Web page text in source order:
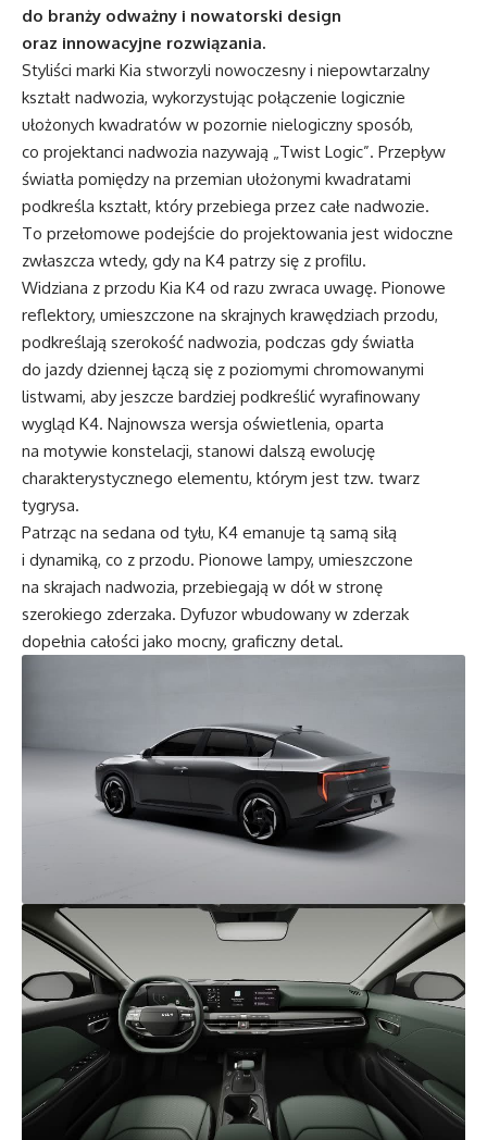
do branży odważny i nowatorski design
oraz innowacyjne rozwiązania.
Styliści marki Kia stworzyli nowoczesny i niepowtarzalny
kształt nadwozia, wykorzystując połączenie logicznie
ułożonych kwadratów w pozornie nielogiczny sposób,
co projektanci nadwozia nazywają „Twist Logic”. Przepływ
światła pomiędzy na przemian ułożonymi kwadratami
podkreśla kształt, który przebiega przez całe nadwozie.
To przełomowe podejście do projektowania jest widoczne
zwłaszcza wtedy, gdy na K4 patrzy się z profilu.
Widziana z przodu Kia K4 od razu zwraca uwagę. Pionowe
reflektory, umieszczone na skrajnych krawędziach przodu,
podkreślają szerokość nadwozia, podczas gdy światła
do jazdy dziennej łączą się z poziomymi chromowanymi
listwami, aby jeszcze bardziej podkreślić wyrafinowany
wygląd K4. Najnowsza wersja oświetlenia, oparta
na motywie konstelacji, stanowi dalszą ewolucję
charakterystycznego elementu, którym jest tzw. twarz
tygrysa.
Patrząc na sedana od tyłu, K4 emanuje tą samą siłą
i dynamiką, co z przodu. Pionowe lampy, umieszczone
na skrajach nadwozia, przebiegają w dół w stronę
szerokiego zderzaka. Dyfuzor wbudowany w zderzak
dopełnia całości jako mocny, graficzny detal.